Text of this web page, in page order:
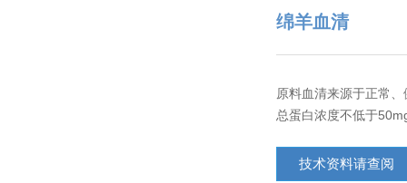
绵羊血清
原料血清来源于正常
总蛋白浓度不低于
技术资料请查阅